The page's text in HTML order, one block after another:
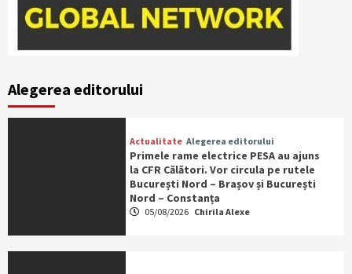
Alegerea editorului
Actualitate Alegerea editorului
Primele rame electrice PESA au ajuns
la CFR Călători. Vor circula pe rutele
București Nord – Brașov și București
Nord – Constanța
05/08/2026 Chirila Alexe